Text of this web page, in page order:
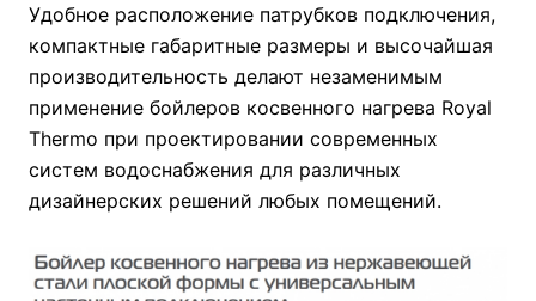
Удобное расположение патрубков подключения,
компактные габаритные размеры и высочайшая
производительность делают незаменимым
применение бойлеров косвенного нагрева Royal
Thermo при проектировании современных
систем водоснабжения для различных
дизайнерских решений любых помещений.